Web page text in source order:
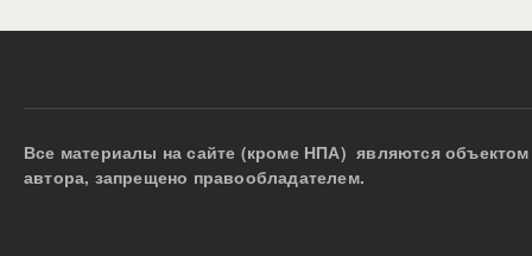
Все материалы на сайте (кроме НПА) являются
автора, запрещено правообладателем.